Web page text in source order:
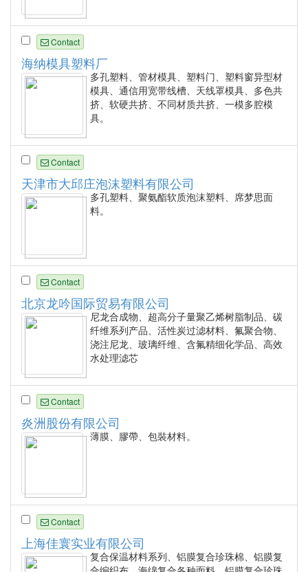
Contact
海纳模具塑料厂
多孔塑料、管材模具、塑料门、塑料窗异型材
模具、通信用宽带线槽、天线罩模具、多色共
挤、软硬共挤、不同材质共挤、一模多腔模
具。
Contact
天津市大邱庄泡沫塑料有限公司
多孔塑料、聚氨酯软质泡沫塑料、席梦思面
料。
Contact
北京龙吟国际贸易有限公司
尼龙合成物、超高分子量聚乙烯树脂制品、碳
纤维系列产品、活性炭过滤材料、氟聚合物、
浇注尼龙、玻璃纤维、含氟精细化学品、高效
水处理滤芯
Contact
炎洲股份有限公司
薄膜、膠帶、包裝材料。
Contact
上海佳寰实业有限公司
复合保温材料系列、铝膜复合珍珠棉、铝膜复